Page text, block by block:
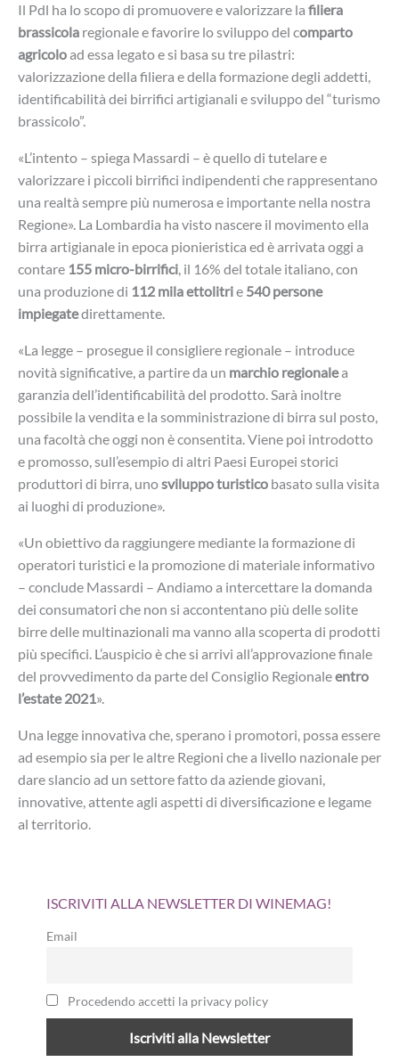
Il Pdl ha lo scopo di promuovere e valorizzare la filiera
brassicola regionale e favorire lo sviluppo del comparto
agricoload essa legato e si basa su tre pilastri:
valorizzazione della filiera e della formazione degli addetti,
identificabilità dei birrifici artigianali e sviluppo del “turismo
brassicolo”.
«L’intento – spiega Massardi – è quello di tutelare e
valorizzare i piccoli birrifici indipendenti che rappresentano
una realtà sempre più numerosa e importante nella nostra
Regione». La Lombardia ha visto nascere il movimento ella
birra artigianale in epoca pionieristica ed è arrivata oggi a
contare 155 micro-birrifici, il 16% del totale italiano, con
una produzione di 112 mila ettolitrie 540 persone
impiegatedirettamente.
«La legge – prosegue il consigliere regionale – introduce
novità significative, a partire da un marchio regionalea
garanzia dell’identificabilità del prodotto. Sarà inoltre
possibile la vendita e la somministrazione di birra sul posto,
una facoltà che oggi non è consentita. Viene poi introdotto
e promosso, sull’esempio di altri Paesi Europei storici
produttori di birra, unosviluppo turistico basato sulla visita
ai luoghi di produzione».
«Un obiettivo da raggiungere mediante la formazione di
operatori turistici e la promozione di materiale informativo
– conclude Massardi – Andiamo a intercettare la domanda
dei consumatori che non si accontentano più delle solite
birre delle multinazionali ma vanno alla scoperta di prodotti
più specifici. L’auspicio è che si arrivi all’approvazione finale
del provvedimento da parte del Consiglio Regionaleentro
l’estate 2021».
Una legge innovativa che, sperano i promotori, possa essere
ad esempio sia per le altre Regioni che a livello nazionale per
dare slancio ad un settore fatto da aziende giovani,
innovative, attente agli aspetti di diversificazione e legame
al territorio.
ISCRIVITI ALLA NEWSLETTER DI WINEMAG!
Email
Procedendo accetti la privacy policy